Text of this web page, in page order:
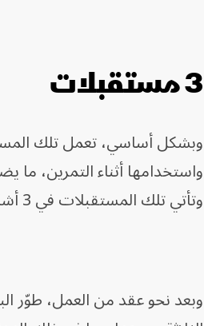
3 مستقبلات
وبشكل أساسي، تعمل تلك
واستخدامها أثناء التمرين،
وتأتي تلك المستقبلات في 3 أشكال هي ERRα، وERRβ، وERRγ.